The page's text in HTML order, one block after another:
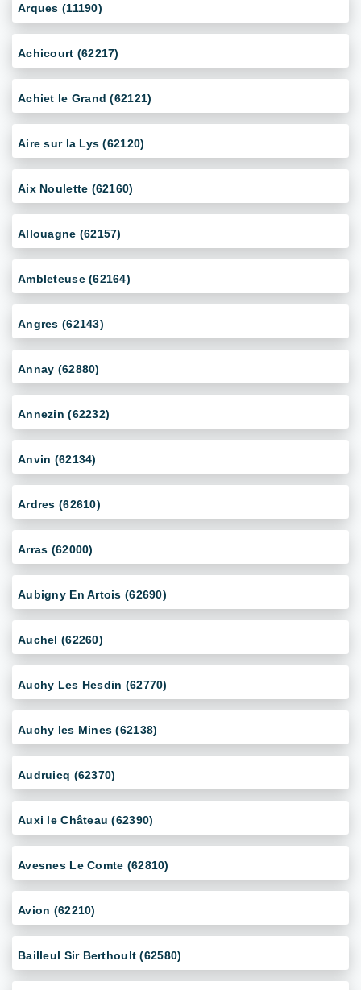
Arques (11190)
Achicourt (62217)
Achiet le Grand (62121)
Aire sur la Lys (62120)
Aix Noulette (62160)
Allouagne (62157)
Ambleteuse (62164)
Angres (62143)
Annay (62880)
Annezin (62232)
Anvin (62134)
Ardres (62610)
Arras (62000)
Aubigny En Artois (62690)
Auchel (62260)
Auchy Les Hesdin (62770)
Auchy les Mines (62138)
Audruicq (62370)
Auxi le Château (62390)
Avesnes Le Comte (62810)
Avion (62210)
Bailleul Sir Berthoult (62580)